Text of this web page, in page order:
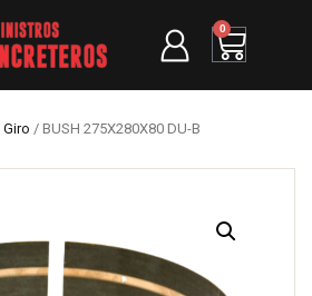
0
Giro / BUSH 275X280X80 DU-B